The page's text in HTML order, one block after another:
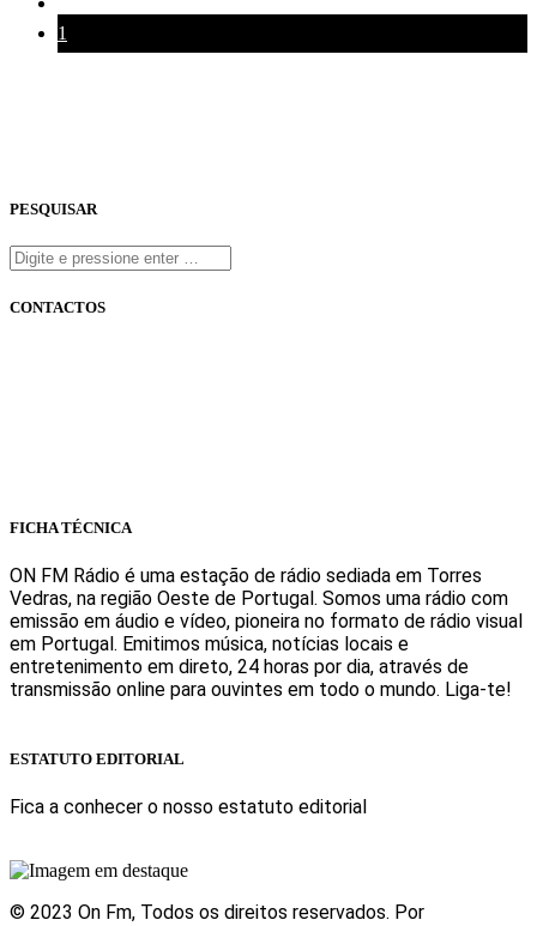
1
PESQUISAR
CONTACTOS
FICHA TÉCNICA
ON FM Rádio é uma estação de rádio sediada em Torres
Vedras, na região Oeste de Portugal. Somos uma rádio com
emissão em áudio e vídeo, pioneira no formato de rádio visual
em Portugal. Emitimos música, notícias locais e
entretenimento em direto, 24 horas por dia, através de
transmissão online para ouvintes em todo o mundo. Liga-te!
ESTATUTO EDITORIAL
Fica a conhecer o nosso estatuto editorial
© 2023 On Fm, Todos os direitos reservados. Por